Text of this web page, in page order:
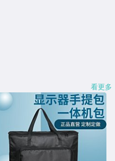
看更多